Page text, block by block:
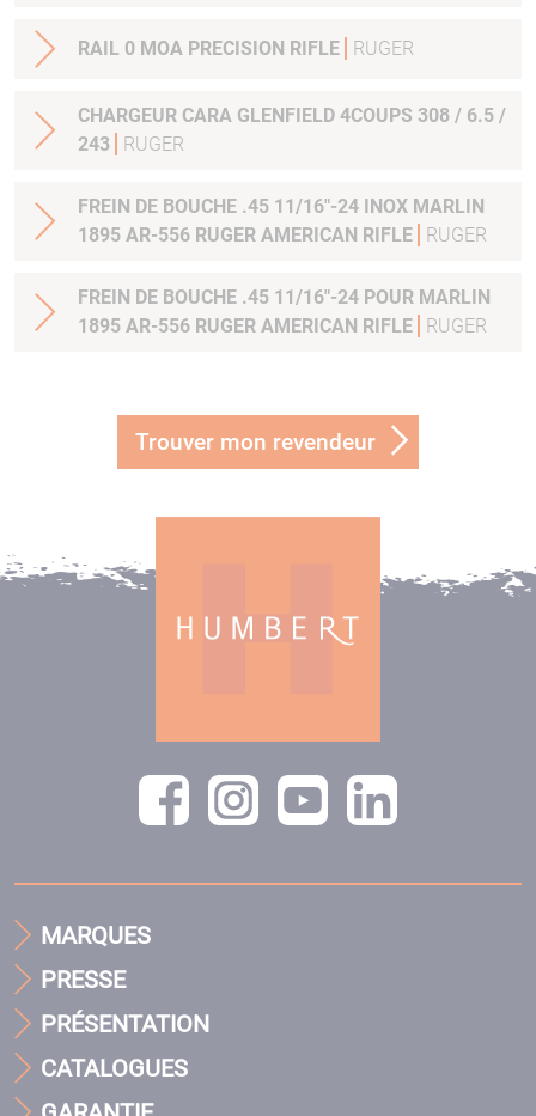
RAIL 0 MOA PRECISION RIFLE RUGER
CHARGEUR CARA GLENFIELD 4COUPS 308 / 6.5 /
243
RUGER
FREIN DE BOUCHE .45 11/16"-24 INOX MARLIN
1895 AR-556 RUGER AMERICAN RIFLE
RUGER
FREIN DE BOUCHE .45 11/16"-24 POUR MARLIN
1895 AR-556 RUGER AMERICAN RIFLE
RUGER
Trouver mon revendeur
MARQUES
PRESSE
PRÉSENTATION
CATALOGUES